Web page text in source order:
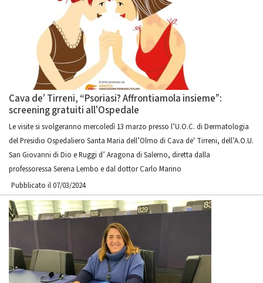
Cava de’ Tirreni, “Psoriasi? Affrontiamola insieme”:
screening gratuiti all’Ospedale
Le visite si svolgeranno mercoledì 13 marzo presso l’U.O.C. di Dermatologia
del Presidio Ospedaliero Santa Maria dell’Olmo di Cava de' Tirreni, dell’A.O.U.
San Giovanni di Dio e Ruggi d’ Aragona di Salerno, diretta dalla
professoressa Serena Lembo e dal dottor Carlo Marino
Pubblicato il 07/03/2024